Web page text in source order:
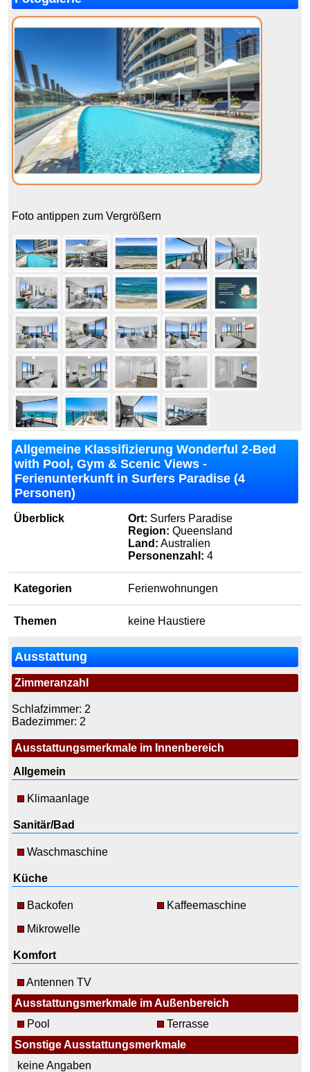
Foto antippen zum Vergrößern
Allgemeine Klassifizierung Wonderful 2-Bed
with Pool, Gym & Scenic Views -
Ferienunterkunft in Surfers Paradise (4
Personen)
Überblick Ort: Surfers Paradise
Region: Queensland
Land: Australien
Personenzahl: 4
Kategorien Ferienwohnungen
Themen keine Haustiere
Ausstattung
Zimmeranzahl
Schlafzimmer: 2
Badezimmer: 2
Ausstattungsmerkmale im Innenbereich
Allgemein
Klimaanlage
Sanitär/Bad
Waschmaschine
Küche
Backofen
Kaffeemaschine
Mikrowelle
Komfort
Antennen TV
Ausstattungsmerkmale im Außenbereich
Pool
Terrasse
Sonstige Ausstattungsmerkmale
keine Angaben